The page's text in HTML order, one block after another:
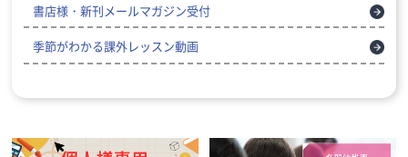
書店様・新刊メールマガジン受付
季節がわかる課外レッスン動画